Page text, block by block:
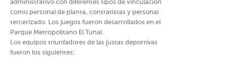
administrativo con diferentes tipos de vinculación
como personal de planta, contratistas y personal
tercerizado. Los juegos fueron desarrollados en el
Parque Metropolitano El Tunal.
Los equipos triunfadores de las justas deportivas
fueron los siguientes: